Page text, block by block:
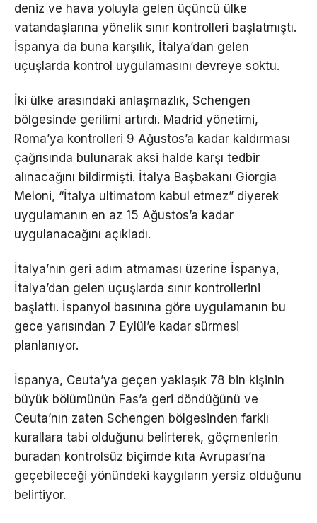
deniz ve hava yoluyla gelen üçüncü ülke
vatandaşlarına yönelik sınır kontrolleri başlatmıştı.
İspanya da buna karşılık, İtalya’dan gelen
uçuşlarda kontrol uygulamasını devreye soktu.
İki ülke arasındaki anlaşmazlık, Schengen
bölgesinde gerilimi artırdı. Madrid yönetimi,
Roma’ya kontrolleri 9 Ağustos’a kadar kaldırması
çağrısında bulunarak aksi halde karşı tedbir
alınacağını bildirmişti. İtalya Başbakanı Giorgia
Meloni, “İtalya ultimatom kabul etmez” diyerek
uygulamanın en az 15 Ağustos’a kadar
uygulanacağını açıkladı.
İtalya’nın geri adım atmaması üzerine İspanya,
İtalya’dan gelen uçuşlarda sınır kontrollerini
başlattı. İspanyol basınına göre uygulamanın bu
gece yarısından 7 Eylül’e kadar sürmesi
planlanıyor.
İspanya, Ceuta’ya geçen yaklaşık 78 bin kişinin
büyük bölümünün Fas’a geri döndüğünü ve
Ceuta’nın zaten Schengen bölgesinden farklı
kurallara tabi olduğunu belirterek, göçmenlerin
buradan kontrolsüz biçimde kıta Avrupası’na
geçebileceği yönündeki kaygıların yersiz olduğunu
belirtiyor.